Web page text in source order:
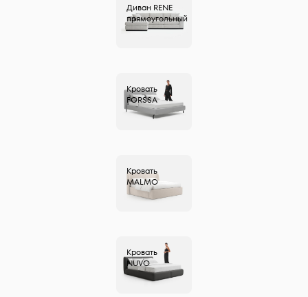
Диван RENE
прямоугольный
Кровать
FORSSA
Кровать
MALMO
Кровать
NUVO